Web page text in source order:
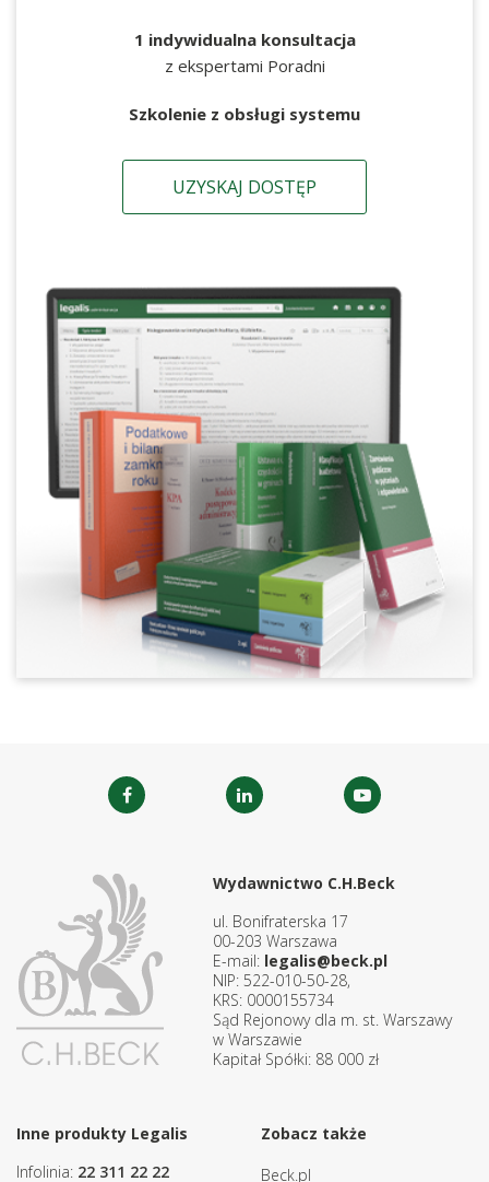
1 indywidualna konsultacja
z ekspertami Poradni
Szkolenie z obsługi systemu
UZYSKAJ DOSTĘP
Wydawnictwo C.H.Beck
ul. Bonifraterska 17
00-203 Warszawa
E-mail: legalis@beck.pl
NIP: 522-010-50-28,
KRS: 0000155734
Sąd Rejonowy dla m. st. Warszawy
w Warszawie
Kapitał Spółki: 88 000 zł
Inne produkty Legalis
Infolinia: 22 311 22 22
Zobacz także
Beck.pl